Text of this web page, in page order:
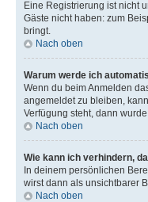
Eine Registrierung ist nicht
Gäste nicht haben: zum
bringt.
Nach oben
Warum werde ich
Wenn du beim Anmelden
angemeldet zu bleiben,
Verfügung steht, dann
Nach oben
Wie kann ich verhindern,
In deinem persönlichen
wirst dann als unsichtbarer
Nach oben